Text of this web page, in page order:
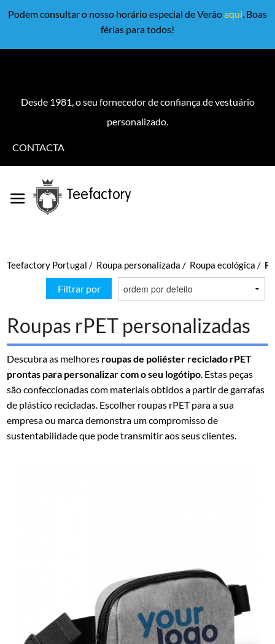
Podem consultar o nosso horário especial de Verãoaqui. Boas
férias para todos!
Desde 1981, o seu fornecedor de confiança de vestuário
personalizado.
CONTACTA
Teefactory
Teefactory Portugal Roupa personalizada Roupa ecológica
Filtrar por
Roupas rPET personalizadas
Descubra as melhores roupas de poliéster reciclado rPET
prontas para personalizar com o seu logótipo. Estas peças
são confeccionadas com materiais obtidos a partir de garrafas
de plástico recicladas. Escolher roupas rPET para a sua
empresa ou marca demonstra um compromisso de
sustentabilidade que pode transmitir aos seus clientes.